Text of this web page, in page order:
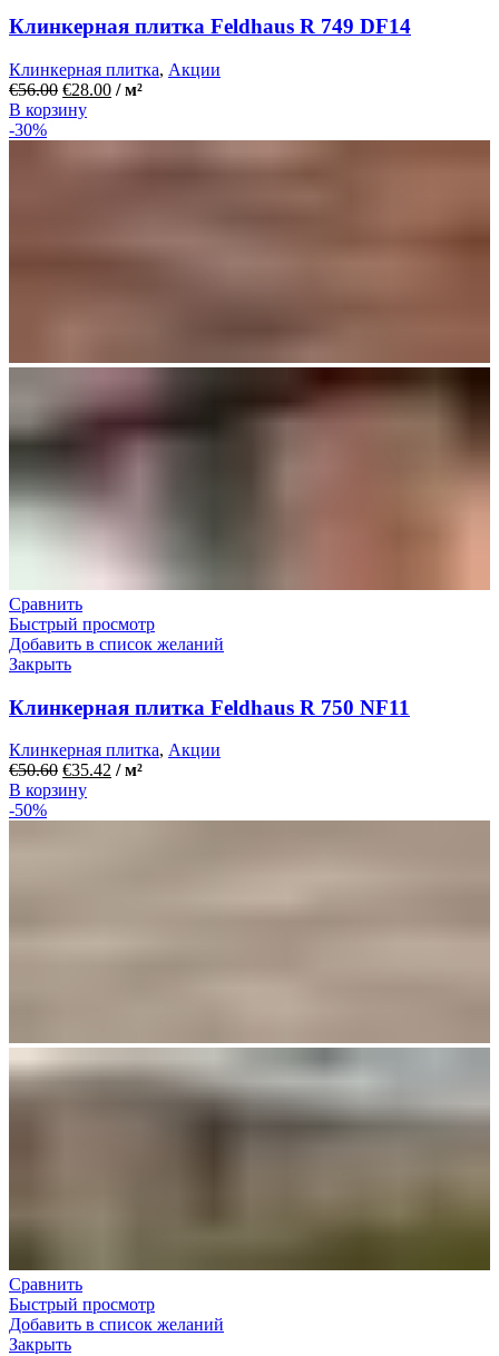
Клинкерная плитка Feldhaus R 749 DF14
Клинкерная плитка, Акции
€56.00 €28.00 / м²
В корзину
-30%
Сравнить
Быстрый просмотр
Добавить в список желаний
Закрыть
Клинкерная плитка Feldhaus R 750 NF11
Клинкерная плитка, Акции
€50.60 €35.42 / м²
В корзину
-50%
Сравнить
Быстрый просмотр
Добавить в список желаний
Закрыть